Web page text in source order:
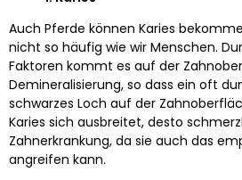
Auch Pferde können Karies
nicht so häufig wie wir Menschen.
Faktoren kommt es auf der
Demineralisierung, so dass ein oft
schwarzes Loch auf der
Karies sich ausbreitet, desto
Zahnerkrankung, da sie auch das
angreifen kann.